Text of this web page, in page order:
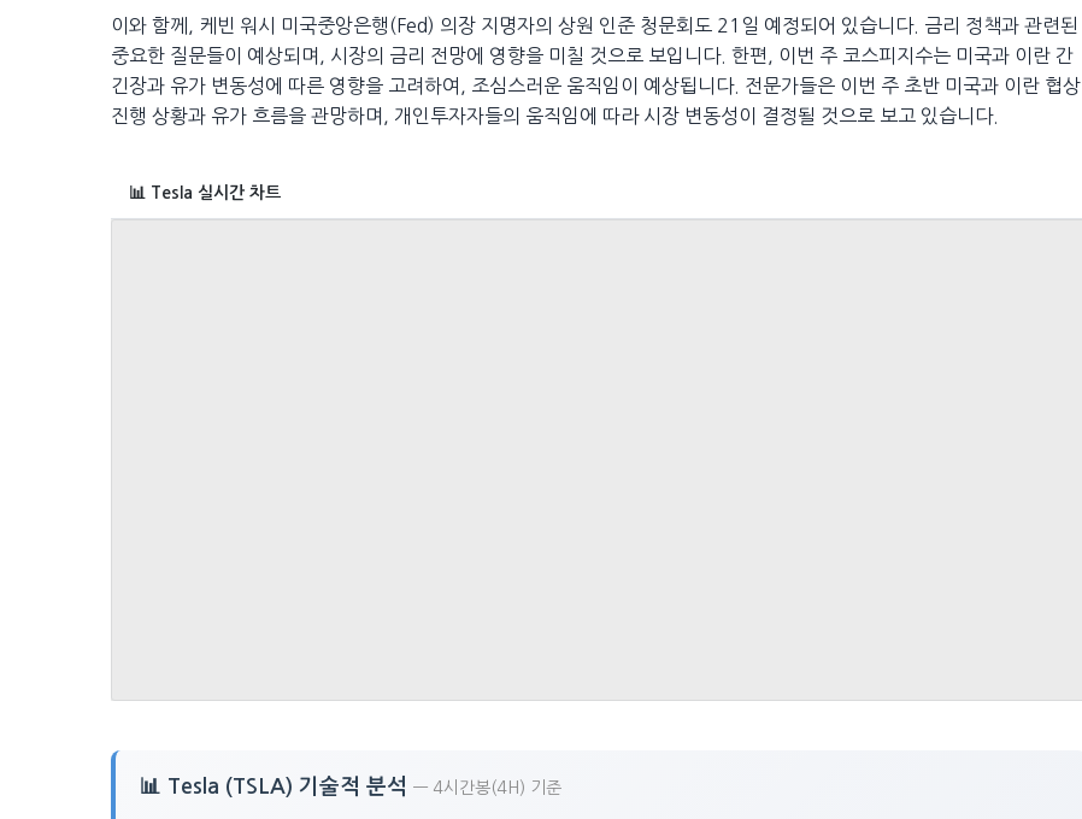
이와 함께, 케빈 워시 미국중앙은행(Fed) 의장 지명자의 상원 인준 청문회도 21일 예정되어 있습니다. 금리 정책과 관련된
중요한 질문들이 예상되며, 시장의 금리 전망에 영향을 미칠 것으로 보입니다. 한편, 이번 주 코스피지수는 미국과 이란 간
긴장과 유가 변동성에 따른 영향을 고려하여, 조심스러운 움직임이 예상됩니다. 전문가들은 이번 주 초반 미국과 이란 협상
진행 상황과 유가 흐름을 관망하며, 개인투자자들의 움직임에 따라 시장 변동성이 결정될 것으로 보고 있습니다.
📊 Tesla 실시간 차트
📊 Tesla (TSLA) 기술적 분석 — 4시간봉(4H) 기준